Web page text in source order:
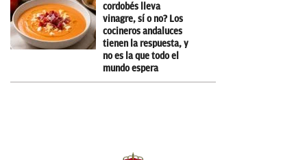
cordobés lleva
vinagre, sí o no? Los
cocineros andaluces
tienen la respuesta, y
no es la que todo el
mundo espera